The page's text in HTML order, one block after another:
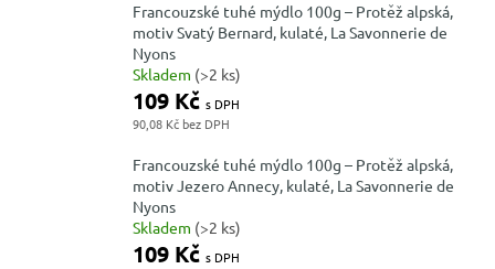
Francouzské tuhé mýdlo 100g – Protěž alpská,
motiv Svatý Bernard, kulaté, La Savonnerie de
Nyons
Skladem (>2 ks)
109 Kč
90,08 Kč
Francouzské tuhé mýdlo 100g – Protěž alpská,
motiv Jezero Annecy, kulaté, La Savonnerie de
Nyons
Skladem (>2 ks)
109 Kč